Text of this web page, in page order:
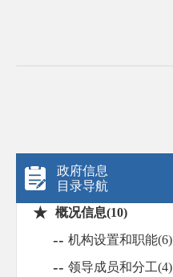
政府信息
目录导航
★ 概况信息(10)
-- 机构设置和职能(6)
-- 领导成员和分工(4)